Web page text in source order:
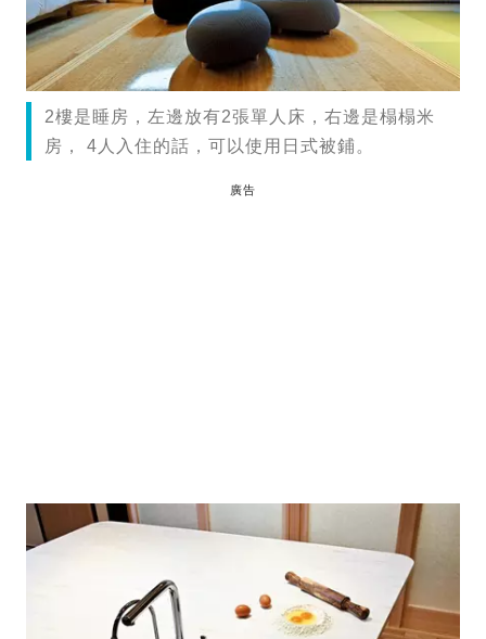
2樓是睡房，左邊放有2張單人床，右邊是榻榻米
房， 4人入住的話，可以使用日式被鋪。
廣告